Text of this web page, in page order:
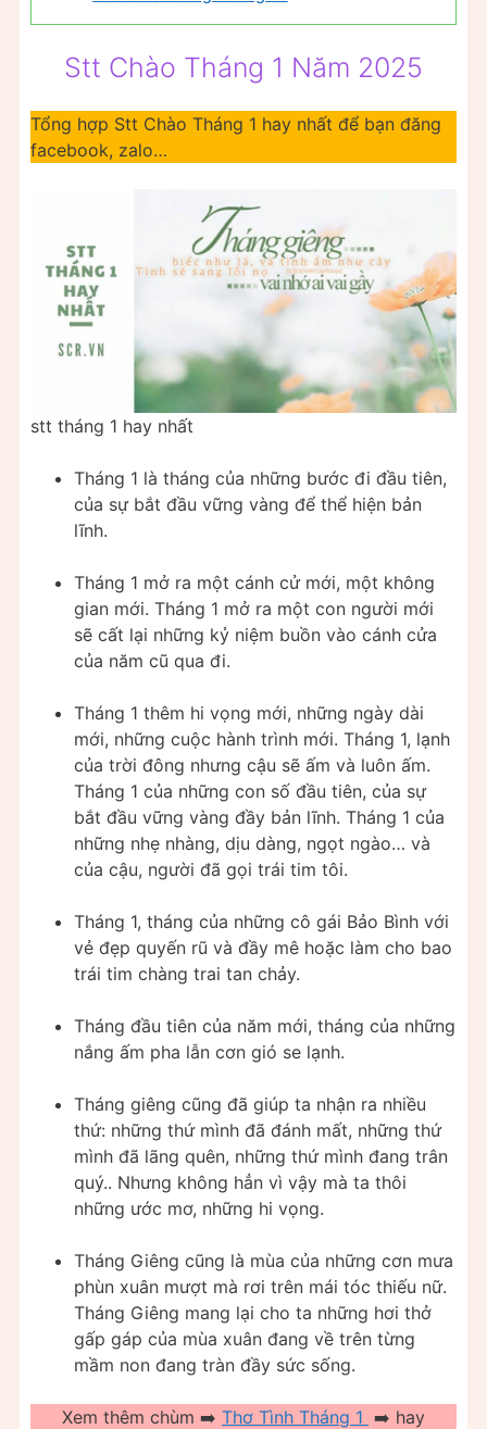
Stt Chào Tháng 1 Năm 2025
Tổng hợp Stt Chào Tháng 1 hay nhất để bạn đăng
facebook, zalo…
stt tháng 1 hay nhất
Tháng 1 là tháng của những bước đi đầu tiên,
của sự bắt đầu vững vàng để thể hiện bản
lĩnh.
Tháng 1 mở ra một cánh cử mới, một không
gian mới. Tháng 1 mở ra một con người mới
sẽ cất lại những kỷ niệm buồn vào cánh cửa
của năm cũ qua đi.
Tháng 1 thêm hi vọng mới, những ngày dài
mới, những cuộc hành trình mới. Tháng 1, lạnh
của trời đông nhưng cậu sẽ ấm và luôn ấm.
Tháng 1 của những con số đầu tiên, của sự
bắt đầu vững vàng đầy bản lĩnh. Tháng 1 của
những nhẹ nhàng, dịu dàng, ngọt ngào… và
của cậu, người đã gọi trái tim tôi.
Tháng 1, tháng của những cô gái Bảo Bình với
vẻ đẹp quyến rũ và đầy mê hoặc làm cho bao
trái tim chàng trai tan chảy.
Tháng đầu tiên của năm mới, tháng của những
nắng ấm pha lẫn cơn gió se lạnh.
Tháng giêng cũng đã giúp ta nhận ra nhiều
thứ: những thứ mình đã đánh mất, những thứ
mình đã lãng quên, những thứ mình đang trân
quý.. Nhưng không hẳn vì vậy mà ta thôi
những ước mơ, những hi vọng.
Tháng Giêng cũng là mùa của những cơn mưa
phùn xuân mượt mà rơi trên mái tóc thiếu nữ.
Tháng Giêng mang lại cho ta những hơi thở
gấp gáp của mùa xuân đang về trên từng
mầm non đang tràn đầy sức sống.
Xem thêm chùm ➡️ Thơ Tình Tháng 1 ➡️ hay